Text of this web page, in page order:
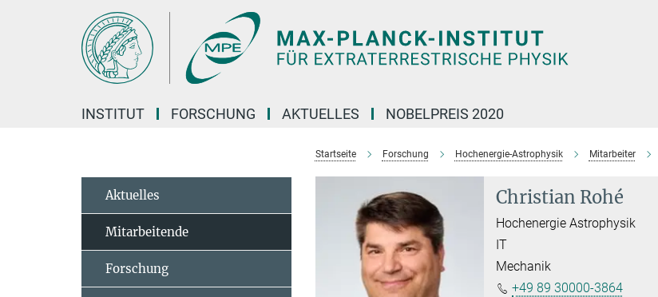
INSTITUT FORSCHUNG AKTUELLES NOBELPREIS 2020
Startseite Forschung Hochenergie-Astrophysik Mitarbeiter
Christian Rohé
Hochenergie Astrophysik
IT
Mechanik
+49 89 30000-3864
Aktuelles
Mitarbeitende
Forschung